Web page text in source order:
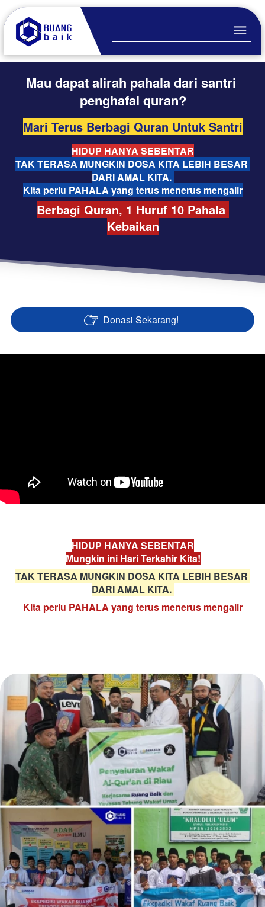
Mau dapat alirah pahala dari santri
penghafal quran?
Mari Terus Berbagi Quran Untuk Santri
HIDUP HANYA SEBENTAR
TAK TERASA MUNGKIN DOSA KITA LEBIH BESAR
DARI AMAL KITA.
Kita perlu PAHALA yang terus menerus mengalir
Berbagi Quran, 1 Huruf 10 Pahala
Kebaikan
` Donasi Sekarang!
HIDUP HANYA SEBENTAR
Mungkin ini Hari Terkahir Kita!
TAK TERASA MUNGKIN DOSA KITA LEBIH BESAR
DARI AMAL KITA.
Kita perlu PAHALA yang terus menerus mengalir